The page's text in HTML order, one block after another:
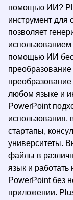
помощью ИИ?
инструмент для
позволяет
помощью ИИ
преобразование
любом языке и
PowerPoint
использования,
стартапы,
университеты.
файлы в
язык и
PowerPoint без
приложении.